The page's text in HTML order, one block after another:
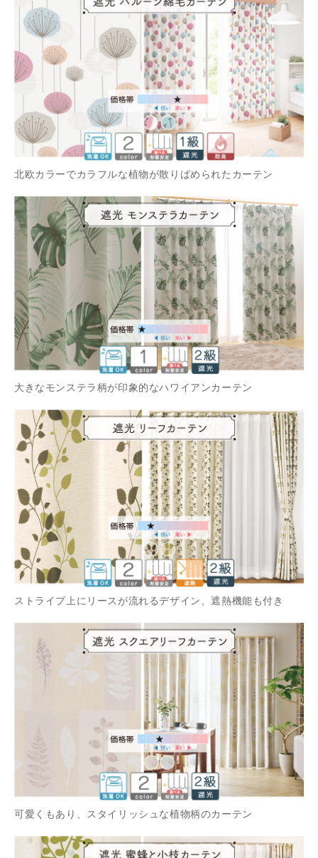
北欧カラーでカラフルな植物が散りばめられたカーテン
大きなモンステラ柄が印象的なハワイアンカーテン
ストライプ上にリースが流れるデザイン、遮熱機能も付き
可愛くもあり、スタイリッシュな植物柄のカーテン